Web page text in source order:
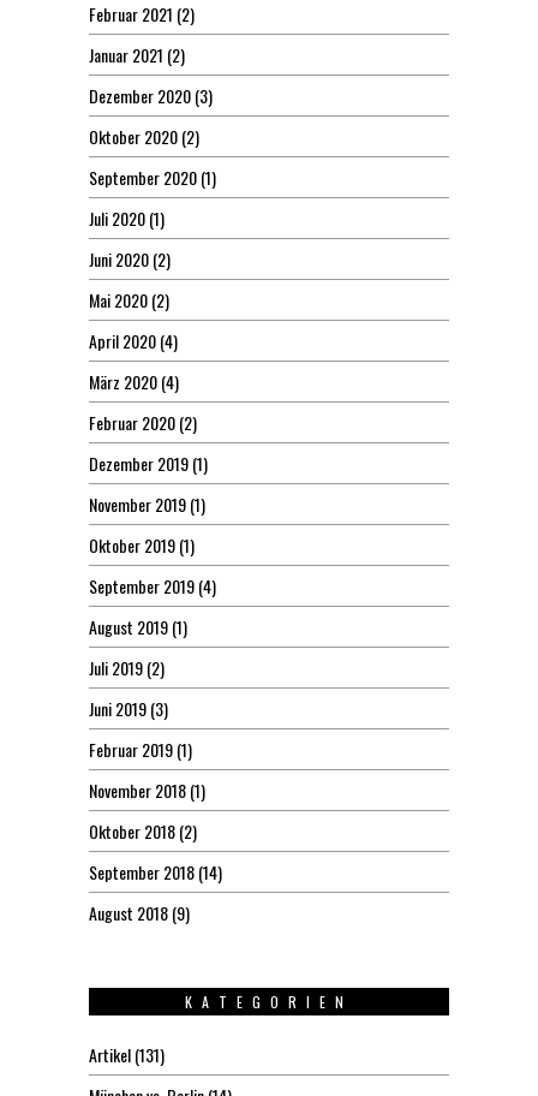
Februar 2021 (2)
Januar 2021 (2)
Dezember 2020(3)
Oktober 2020(2)
September 2020(1)
Juli 2020(1)
Juni 2020(2)
Mai 2020(2)
April 2020(4)
März 2020(4)
Februar 2020(2)
Dezember 2019(1)
November 2019(1)
Oktober 2019(1)
September 2019(4)
August 2019(1)
Juli 2019(2)
Juni 2019(3)
Februar 2019(1)
November 2018(1)
Oktober 2018(2)
September 2018(14)
August 2018(9)
KATEGORIEN
Artikel(131)